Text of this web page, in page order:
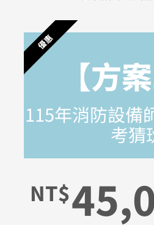
優惠
【方
115年消防設備
考猜
NT$